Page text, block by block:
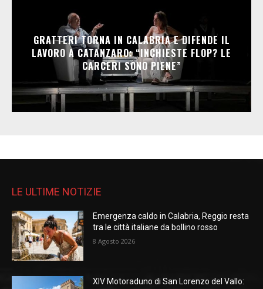
GRATTERI TORNA IN CALABRIA E DIFENDE IL
LAVORO A CATANZARO: “INCHIESTE FLOP? LE
CARCERI SONO PIENE”
LE ULTIME NOTIZIE
Emergenza caldo in Calabria, Reggio resta
tra le città italiane da bollino rosso
8 Agosto 2026
XIV Motoraduno di San Lorenzo del Vallo: